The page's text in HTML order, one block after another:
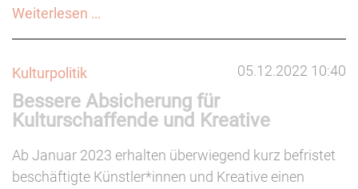
Weiterlesen …
Kultur
in
Räumen
05.12.2022 10:40
Kulturpolitik
Bessere Absicherung für
Kulturschaffende und Kreative
Ab Januar 2023 erhalten überwiegend kurz befristet
beschäftigte Künstler*innen und Kreative einen